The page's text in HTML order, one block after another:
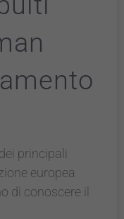
principali
europea
di conoscere il